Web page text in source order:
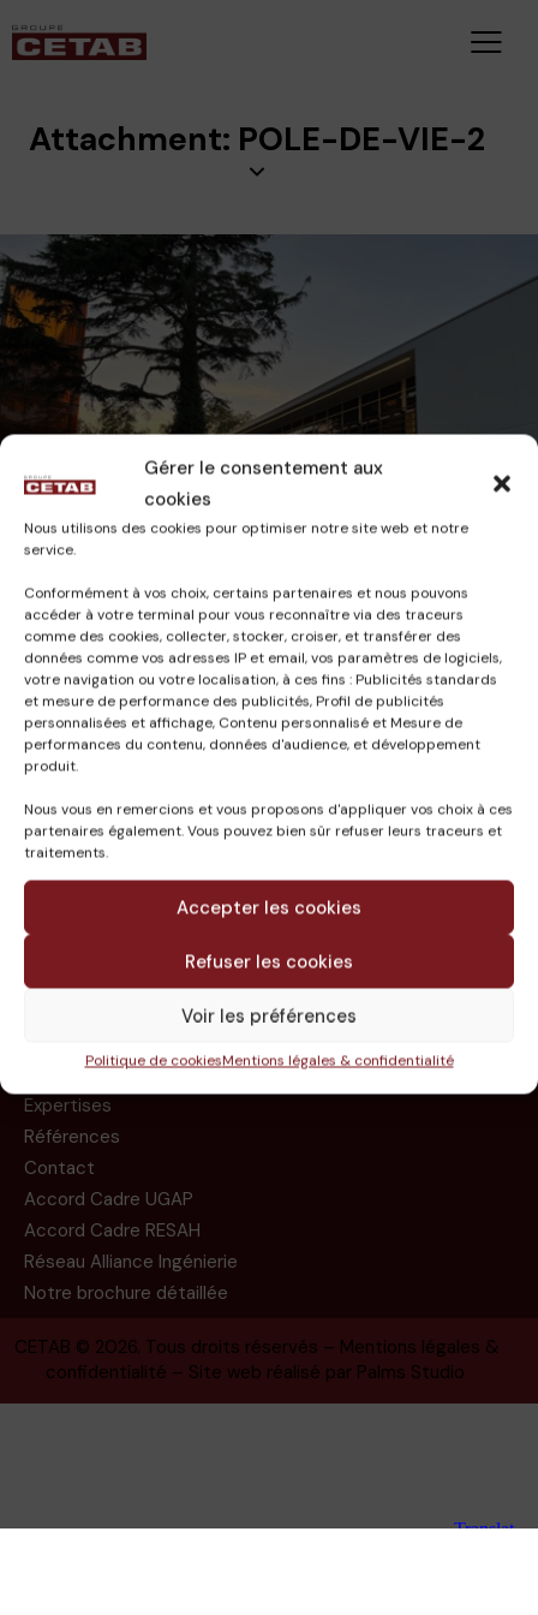
Gérer le consentement aux
cookies
Nous utilisons des cookies pour optimiser notre site web et notre
service.
Conformément à vos choix, certains partenaires et nous pouvons
accéder à votre terminal pour vous reconnaître via des traceurs
comme des cookies, collecter, stocker, croiser, et transférer des
données comme vos adresses IP et email, vos paramètres de logiciels,
votre navigation ou votre localisation, à ces fins : Publicités standards
et mesure de performance des publicités, Profil de publicités
personnalisées et affichage, Contenu personnalisé et Mesure de
performances du contenu, données d'audience, et développement
produit.
Nous vous en remercions et vous proposons d'appliquer vos choix à ces
partenaires également. Vous pouvez bien sûr refuser leurs traceurs et
traitements.
Accepter les cookies
Refuser les cookies
Voir les préférences
Politique de cookiesMentions légales & confidentialité
Attachment: POLE-DE-VIE-2
CETAB 27 novembre 2023
Published in
POLE DE VIE DE
CAMPUS CARREIRE A
BORDEAUX (33)
Missions
Expertises
Références
Contact
Accord Cadre UGAP
Accord Cadre RESAH
Réseau Alliance Ingénierie
Notre brochure détaillée
CETAB © 2026. Tous droits réservés – Mentions légales &
confidentialité – Site web réalisé par Palms Studio